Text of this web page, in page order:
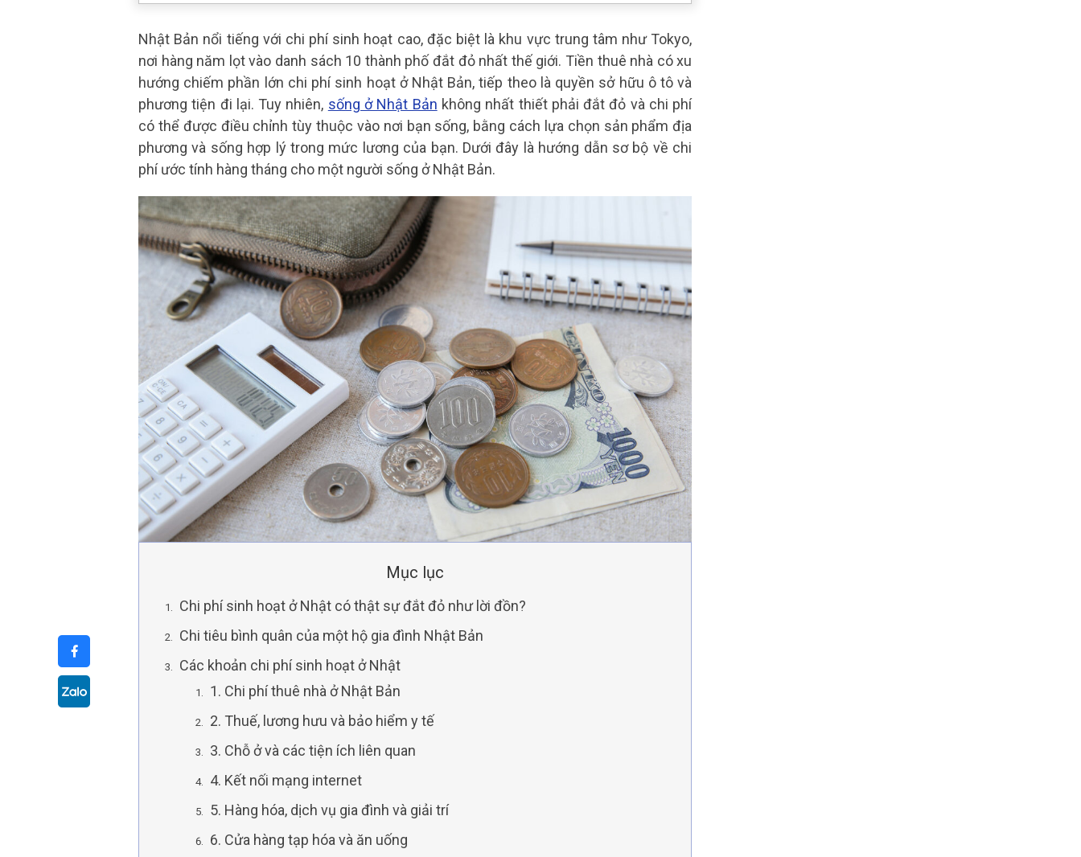
Nhật Bản nổi tiếng với chi phí sinh hoạt cao, đặc biệt là khu vực trung tâm như Tokyo,
nơi hàng năm lọt vào danh sách 10 thành phố đắt đỏ nhất thế giới. Tiền thuê nhà có xu
hướng chiếm phần lớn chi phí sinh hoạt ở Nhật Bản, tiếp theo là quyền sở hữu ô tô và
phương tiện đi lại. Tuy nhiên, sống ở Nhật Bản không nhất thiết phải đắt đỏ và chi phí
có thể được điều chỉnh tùy thuộc vào nơi bạn sống, bằng cách lựa chọn sản phẩm địa
phương và sống hợp lý trong mức lương của bạn. Dưới đây là hướng dẫn sơ bộ về chi
phí ước tính hàng tháng cho một người sống ở Nhật Bản.
Mục lục
Chi phí sinh hoạt ở Nhật có thật sự đắt đỏ như lời đồn?
Chi tiêu bình quân của một hộ gia đình Nhật Bản
Các khoản chi phí sinh hoạt ở Nhật
1. Chi phí thuê nhà ở Nhật Bản
2. Thuế, lương hưu và bảo hiểm y tế
3. Chỗ ở và các tiện ích liên quan
4. Kết nối mạng internet
5. Hàng hóa, dịch vụ gia đình và giải trí
6. Cửa hàng tạp hóa và ăn uống